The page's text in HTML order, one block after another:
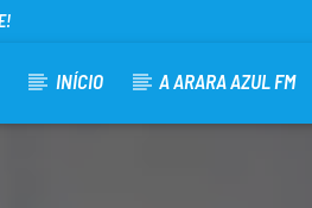
INÍCIO A ARARA AZUL FM